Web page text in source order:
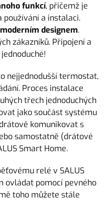
funkcí, přičemž je
používání a instalaci.
designem.
zákazníků. Připojení a
nejjednodušší termostat,
Proces instalace
třech jednoduchých
jako součást systému
komunikovat s
samostatně (drátové
Smart Home.
relé v SALUS
ovládat pomocí pevného
toho můžete stále